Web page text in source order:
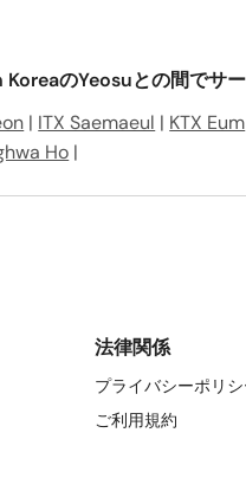
のYeosuとの間でサ
| ITX Saemaeul | KTX Eum
Ho |
法律関係
プライバシーポリ
ご利用規約